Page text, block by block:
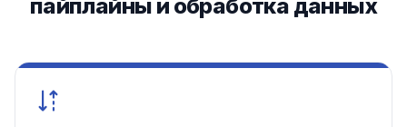
пайплайны и обработка данных